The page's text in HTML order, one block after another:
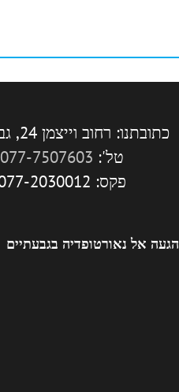
כתובתנו: רחוב וייצמן 24, גבעתיים.
טל': 077-7507603
פקס: 077-2030012
הגעה אל נאורטופדיה בגבעתיים